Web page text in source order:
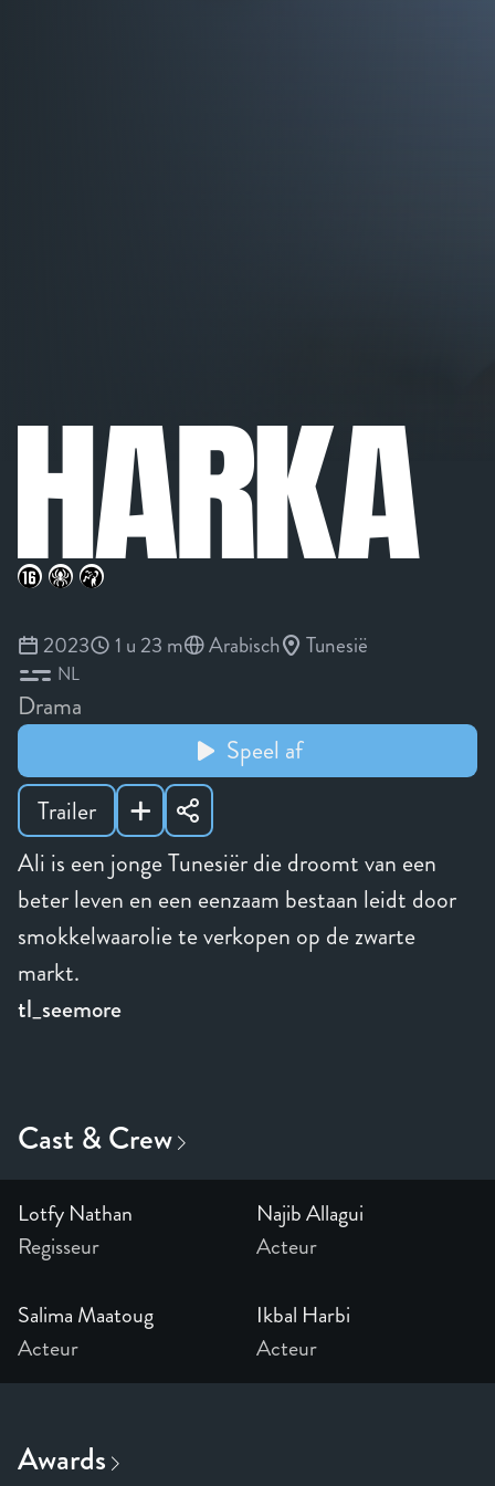
Ali is een jonge Tunesiër die droomt van een
beter leven en een eenzaam bestaan leidt door
smokkelwaarolie te verkopen op de zwarte
markt.
tl_seemore
2023 1 u 23 m Arabisch Tunesië
NL
Drama
Speel af
Trailer
Lotfy Nathan
Regisseur
Najib Allagui
Acteur
Salima Maatoug
Acteur
Ikbal Harbi
Acteur